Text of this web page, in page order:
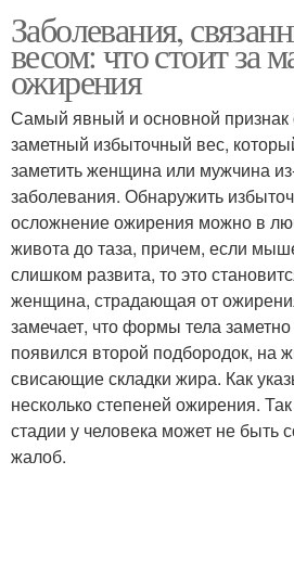
Бег на нервную систему
Пищеварительная
система
Заболевания,
весом: что стоит за
ожирения
Самый явный и основной признак
заметный избыточный вес,
заметить женщина или мужчина
заболевания. Обнаружить
осложнение ожирения можно в
живота до таза, причем, если
слишком развита, то это
женщина, страдающая от
замечает, что формы тела
появился второй подбородок, на
свисающие складки жира. Как
несколько степеней ожирения.
стадии у человека может не быть
жалоб.